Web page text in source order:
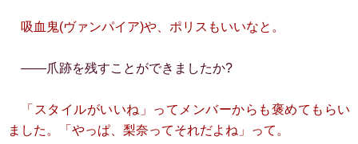
吸血鬼(ヴァンパイア)や、ポリスもいいなと。
――爪跡を残すことができましたか?
「スタイルがいいね」ってメンバーからも褒めてもらい
ました。「やっぱ、梨奈ってそれだよね」って。